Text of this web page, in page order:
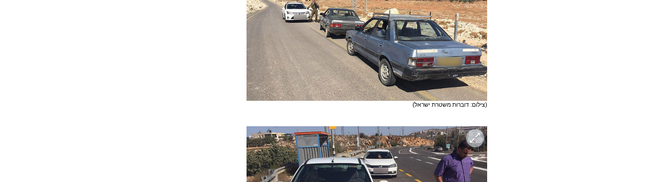
(צילום: דוברות משטרת ישראל)